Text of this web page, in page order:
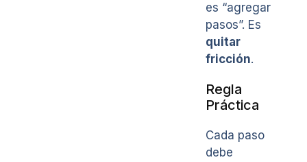
es “agregar
pasos”. Es
quitar
fricción.
Regla
Práctica
Cada paso
debe